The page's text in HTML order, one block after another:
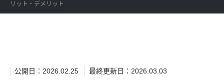
リット・デメリット
公開日：2026.02.25 最終更新日：2026.03.03